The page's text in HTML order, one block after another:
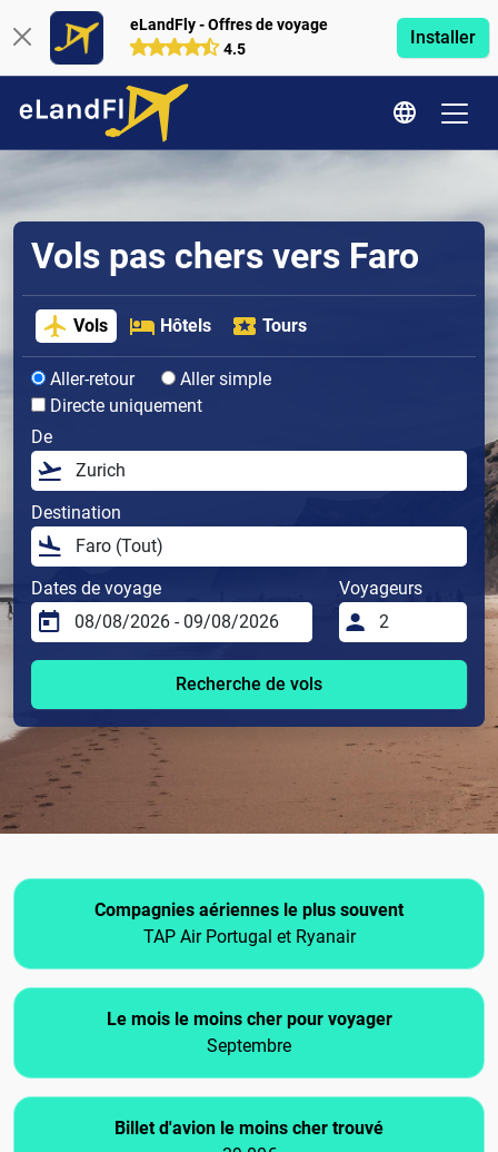
eLandFly - Offres de voyage
4.5
Installer
Vols pas chers vers Faro
Vols Hôtels Tours
Aller-retour
Aller simple
Directe uniquement
De
Destination
Dates de voyage Voyageurs
Recherche de vols
Compagnies aériennes le plus souvent
TAP Air Portugal et Ryanair
Le mois le moins cher pour voyager
Septembre
Billet d'avion le moins cher trouvé